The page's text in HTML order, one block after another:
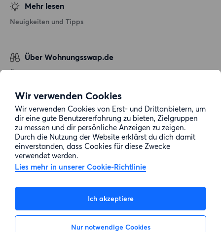
Wir verwenden Cookies
Wir verwenden Cookies von Erst- und Drittanbietern, um
dir eine gute Benutzererfahrung zu bieten, Zielgruppen
zu messen und dir persönliche Anzeigen zu zeigen.
Durch die Nutzung der Website erklärst du dich damit
einverstanden, dass Cookies für diese Zwecke
verwendet werden.
Lies mehr in unserer Cookie-Richtlinie
Ich akzeptiere
Nur notwendige Cookies
Mehr lesen
Neuigkeiten und Tipps
Über Wohnungsswap.de
Über uns
Datenschutz
Cookie-Richtlinie
Sitemap